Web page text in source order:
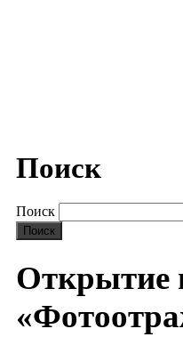
Поиск
Поиск
Открытие